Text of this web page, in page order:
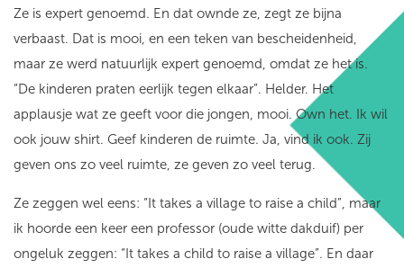
Ze is expert genoemd. En dat ownde ze, zegt ze bijna
verbaast. Dat is mooi, en een teken van bescheidenheid,
maar ze werd natuurlijk expert genoemd, omdat ze het is.
“De kinderen praten eerlijk tegen elkaar”. Helder. Het
applausje wat ze geeft voor die jongen, mooi. Own het. Ik wil
ook jouw shirt. Geef kinderen de ruimte. Ja, vind ik ook. Zij
geven ons zo veel ruimte, ze geven zo veel terug.
Ze zeggen wel eens: “It takes a village to raise a child”, maar
ik hoorde een keer een professor (oude witte dakduif) per
ongeluk zeggen: “It takes a child to raise a village”. En daar